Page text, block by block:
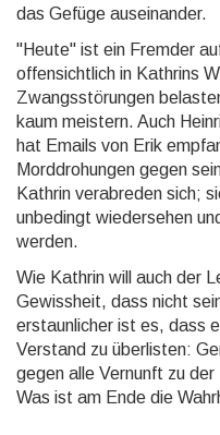
das Gefüge auseinander.
"Heute" ist ein Fremder
offensichtlich in Kathrins
Zwangsstörungen
kaum meistern. Auch
hat Emails von Erik
Morddrohungen gegen
Kathrin verabreden sich;
unbedingt wiedersehen
werden.
Wie Kathrin will auch der
Gewissheit, dass nicht
erstaunlicher ist es, dass
Verstand zu überlisten:
gegen alle Vernunft zu
Was ist am Ende die